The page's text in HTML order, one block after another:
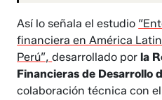
Así lo señala el estudio
financiera en América
Perú”,desarrollado por la
Financieras de Desarrollo
colaboración técnica con el